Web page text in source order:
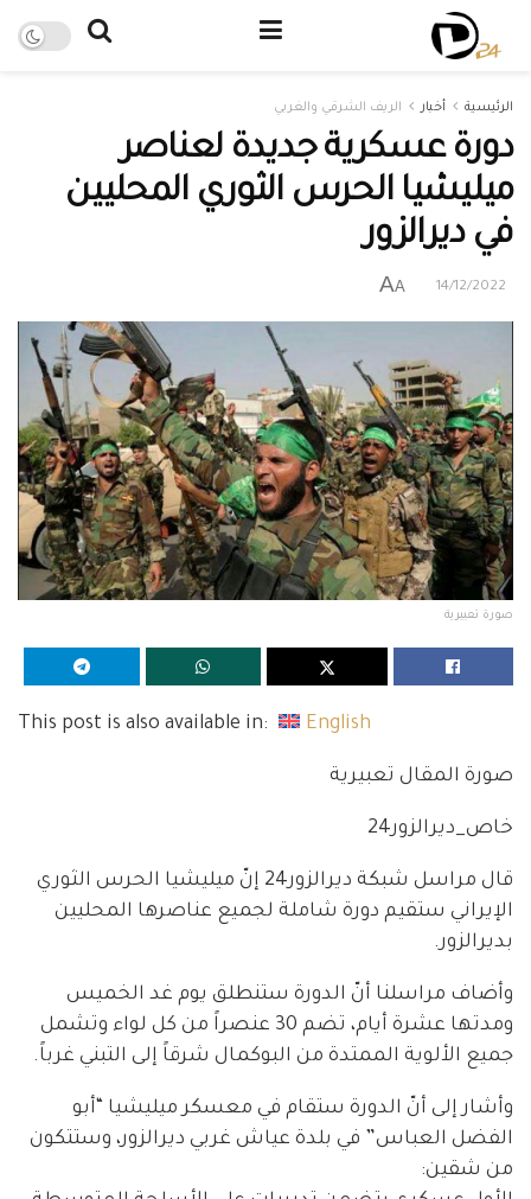
الرئيسية أخبار الريف الشرقي والغربي
دورة عسكرية جديدة لعناصر
ميليشيا الحرس الثوري المحليين
في ديرالزور
14/12/2022
A
A
صورة تعبيرية
This post is also available in: English
صورة المقال تعبيرية
خاص_ديرالزور24
قال مراسل شبكة ديرالزور24 إنّ ميليشيا الحرس الثوري
الإيراني ستقيم دورة شاملة لجميع عناصرها المحليين
بديرالزور.
وأضاف مراسلنا أنّ الدورة ستنطلق يوم غد الخميس
ومدتها عشرة أيام، تضم 30 عنصراً من كل لواء وتشمل
جميع الألوية الممتدة من البوكمال شرقاً إلى التبني غرباً.
وأشار إلى أنّ الدورة ستقام في معسكر ميليشيا “أبو
الفضل العباس” في بلدة عياش غربي ديرالزور، وستتكون
من شقين: